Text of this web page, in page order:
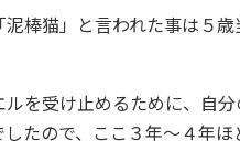
棒猫」と言われた事は５
を受け止めるために、自
したので、ここ３年～４年